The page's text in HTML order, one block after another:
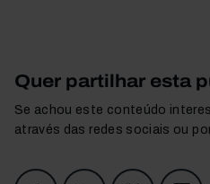
Quer partilhar esta
Se achou este conteúdo
através das redes sociais ou